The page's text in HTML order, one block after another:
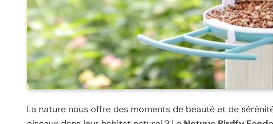
La nature nous offre des moments de beauté et de